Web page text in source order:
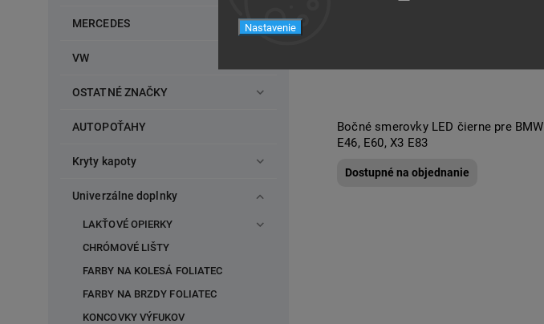
Nastavenie
MERCEDES
VW
OSTATNÉ ZNAČKY
AUTOPOŤAHY
Kryty kapoty
Univerzálne doplnky
LAKŤOVÉ OPIERKY
CHRÓMOVÉ LIŠTY
FARBY NA KOLESÁ FOLIATEC
FARBY NA BRZDY FOLIATEC
KONCOVKY VÝFUKOV
Bočné smerovky LED čierne pre BMW
E46, E60, X3 E83
Dostupné na objednanie